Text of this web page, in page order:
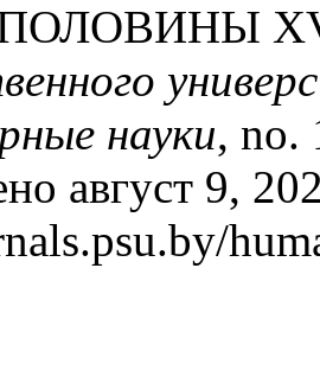
науки, no.
август 9,